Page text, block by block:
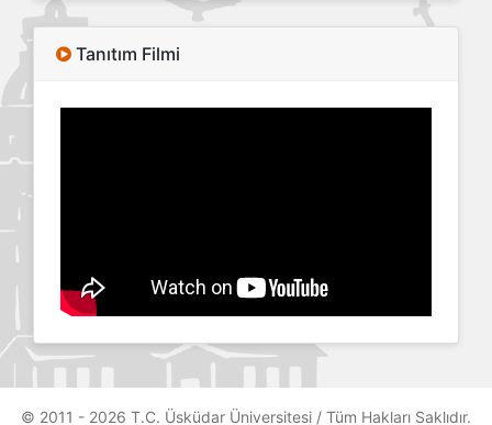
Tanıtım Filmi
© 2011 - 2026 T.C. Üsküdar Üniversitesi / Tüm Hakları Saklıdır.